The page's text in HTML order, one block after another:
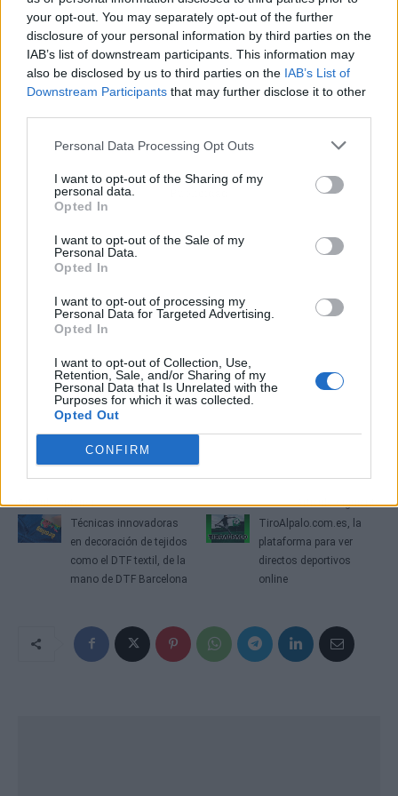
your opt-out. You may separately opt-out of the further
disclosure of your personal information by third parties on the
IAB’s list of downstream participants. This information may
also be disclosed by us to third parties on the IAB’s List of
Downstream Participants that may further disclose it to other
Personal Data Processing Opt Outs
I want to opt-out of the Sharing of my
personal data.
Opted In
I want to opt-out of the Sale of my
Personal Data.
Opted In
I want to opt-out of processing my
Personal Data for Targeted Advertising.
Opted In
I want to opt-out of Collection, Use,
Retention, Sale, and/or Sharing of my
Personal Data that Is Unrelated with the
Purposes for which it was collected.
Opted Out
CONFIRM
Artículo anterior
Técnicas innovadoras
en decoración de tejidos
como el DTF textil, de la
mano de DTF Barcelona
Artículo siguiente
TiroAlpalo.com.es, la
plataforma para ver
directos deportivos
online